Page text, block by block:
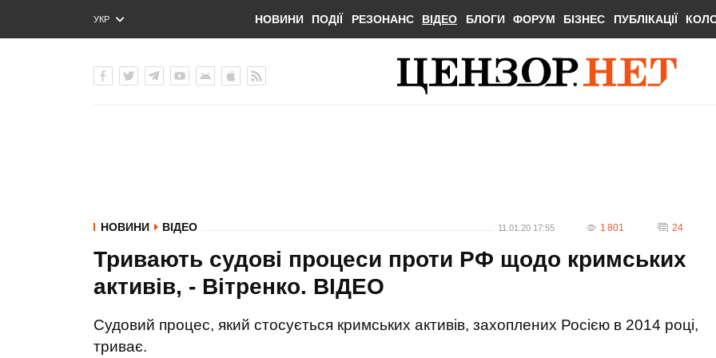
УКР
ENG
НОВИНИ ПОДІЇ РЕЗОНАНС ВІДЕО БЛОГИ ФОРУМ БІЗНЕС ПУБЛІКАЦІЇ
НОВИНИ ВІДЕО 11.01.20 17:55 1 801 24
Тривають судові процеси проти РФ щодо кримських
активів, - Вітренко. ВIДЕО
Судовий процес, який стосується кримських активів, захоплених Росією в 2014 році,
триває.